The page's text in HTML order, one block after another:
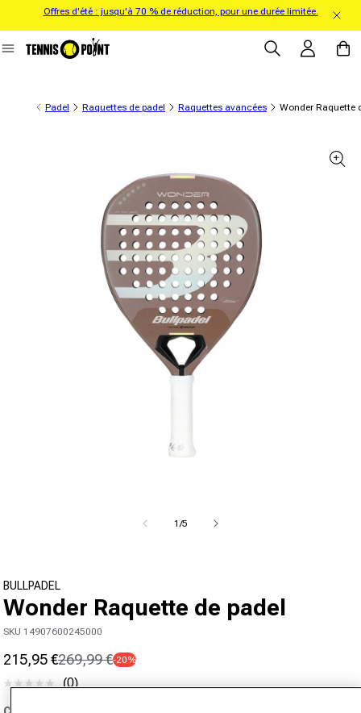
au contenu
Offres d'été : jusqu'à 70 % de réduction, pour une durée limitée.
Se connecter
Panier
Padel Raquettes de padel Raquettes avancées Wonder Raquette
1/de
5
BULLPADEL
Wonder Raquette de padel
SKU 14907600245000
Prix promotionnel
215,95 €
Prix normal269,99 €-20%
Aucune
(0)